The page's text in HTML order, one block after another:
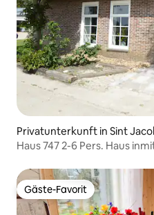
Privatunterkunft in Sint
Haus 747 2-6 Pers. Haus
Gäste-Favorit
Gäste-Favorit